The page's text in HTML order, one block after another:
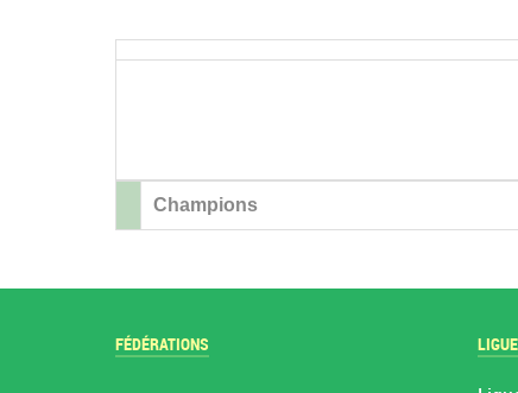
Champions
FÉDÉRATIONS